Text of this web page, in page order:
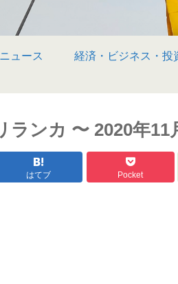
ニュース 経済・ビジネス・投
ンカ 〜 2020年11
はてブ Pocket